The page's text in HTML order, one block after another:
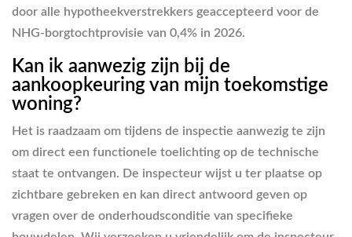
door alle hypotheekverstrekkers geaccepteerd voor de
NHG-borgtochtprovisie van 0,4% in 2026.
Kan ik aanwezig zijn bij de
aankoopkeuring van mijn toekomstige
woning?
Het is raadzaam om tijdens de inspectie aanwezig te zijn
om direct een functionele toelichting op de technische
staat te ontvangen. De inspecteur wijst u ter plaatse op
zichtbare gebreken en kan direct antwoord geven op
vragen over de onderhoudsconditie van specifieke